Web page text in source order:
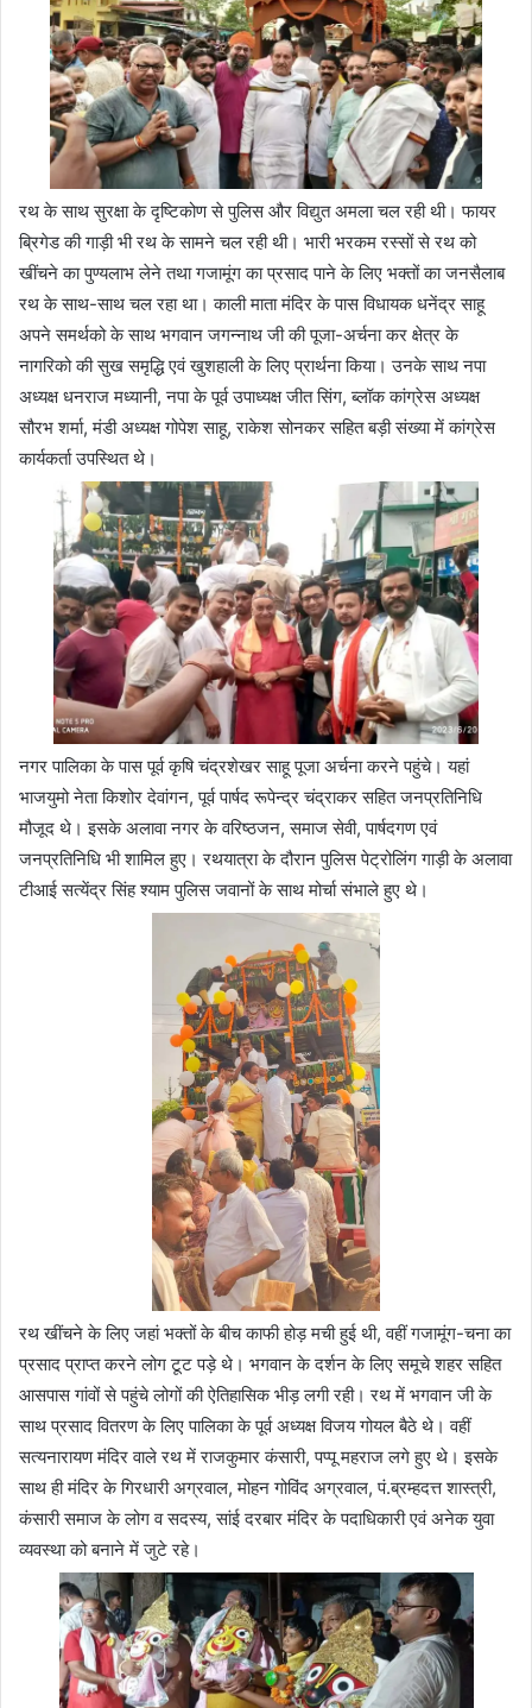
रथ के साथ सुरक्षा के दृष्टिकोण से पुलिस और विद्युत अमला चल रही थी। फायर
ब्रिगेड की गाड़ी भी रथ के सामने चल रही थी। भारी भरकम रस्सों से रथ को
खींचने का पुण्यलाभ लेने तथा गजामूंग का प्रसाद पाने के लिए भक्तों का जनसैलाब
रथ के साथ-साथ चल रहा था। काली माता मंदिर के पास विधायक धनेंद्र साहू
अपने समर्थको के साथ भगवान जगन्नाथ जी की पूजा-अर्चना कर क्षेत्र के
नागरिको की सुख समृद्धि एवं खुशहाली के लिए प्रार्थना किया। उनके साथ नपा
अध्यक्ष धनराज मध्यानी, नपा के पूर्व उपाध्यक्ष जीत सिंग, ब्लॉक कांग्रेस अध्यक्ष
सौरभ शर्मा, मंडी अध्यक्ष गोपेश साहू, राकेश सोनकर सहित बड़ी संख्या में कांग्रेस
कार्यकर्ता उपस्थित थे।
नगर पालिका के पास पूर्व कृषि चंद्रशेखर साहू पूजा अर्चना करने पहुंचे। यहां
भाजयुमो नेता किशोर देवांगन, पूर्व पार्षद रूपेन्द्र चंद्राकर सहित जनप्रतिनिधि
मौजूद थे। इसके अलावा नगर के वरिष्ठजन, समाज सेवी, पार्षदगण एवं
जनप्रतिनिधि भी शामिल हुए। रथयात्रा के दौरान पुलिस पेट्रोलिंग गाड़ी के अलावा
टीआई सत्येंद्र सिंह श्याम पुलिस जवानों के साथ मोर्चा संभाले हुए थे।
रथ खींचने के लिए जहां भक्तों के बीच काफी होड़ मची हुई थी, वहीं गजामूंग-चना का
प्रसाद प्राप्त करने लोग टूट पड़े थे। भगवान के दर्शन के लिए समूचे शहर सहित
आसपास गांवों से पहुंचे लोगों की ऐतिहासिक भीड़ लगी रही। रथ में भगवान जी के
साथ प्रसाद वितरण के लिए पालिका के पूर्व अध्यक्ष विजय गोयल बैठे थे। वहीं
सत्यनारायण मंदिर वाले रथ में राजकुमार कंसारी, पप्पू महराज लगे हुए थे। इसके
साथ ही मंदिर के गिरधारी अग्रवाल, मोहन गोविंद अग्रवाल, पं.ब्रम्हदत्त शास्त्री,
कंसारी समाज के लोग व सदस्य, सांई दरबार मंदिर के पदाधिकारी एवं अनेक युवा
व्यवस्था को बनाने में जुटे रहे।